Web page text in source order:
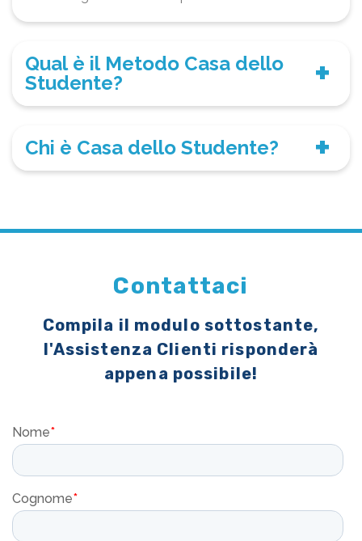
Qual è il Metodo Casa dello
Studente?
Chi è Casa dello Studente?
Contattaci
Compila il modulo sottostante,
l'Assistenza Clienti risponderà
appena possibile!